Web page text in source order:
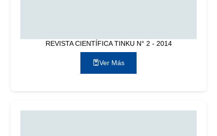
REVISTA CIENTÍFICA TINKU N° 2 - 2014
Ver Más